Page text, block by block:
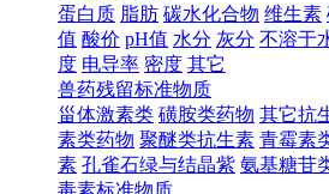
蛋白质 脂肪 碳水化合物 维生素
值 酸价 pH值 水分 灰分 不溶于
度 电导率 密度 其它
兽药残留标准物质
甾体激素类 磺胺类药物 其它抗
素类药物 聚醚类抗生素 青霉素
素 孔雀石绿与结晶紫 氨基糖苷
毒素标准物质